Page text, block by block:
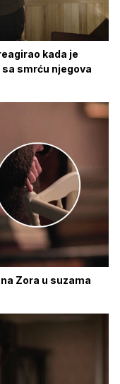
kada je
smrću njegova
Zora u suzama